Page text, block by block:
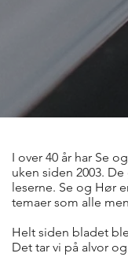
I over 40 år har Se
uken siden 2003.
leserne. Se og Hør
temaer som alle
Helt siden bladet
Det tar vi på alvor